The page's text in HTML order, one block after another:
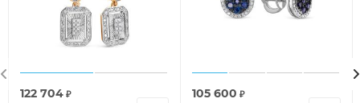
122 704 ₽ 105 600 ₽